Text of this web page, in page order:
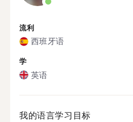
流利
西班牙语
学
英语
我的语言学习目标